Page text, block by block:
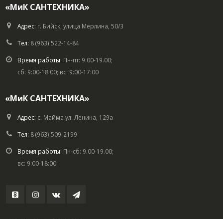
«МиК САНТЕХНИКА»
Адрес: г. Бийск, улица Мерлина, 50/3
Тел: 8 (963) 522-14-84
Время работы: Пн-пт: 9.00-19.00;
сб: 9:00-18:00; вс: 9:00-17:00
«МиК САНТЕХНИКА»
Адрес: с. Майма ул. Ленина, 129а
Тел: 8 (963) 509-2199
Время работы: Пн-сб: 9.00-19.00;
вс: 9:00-18:00